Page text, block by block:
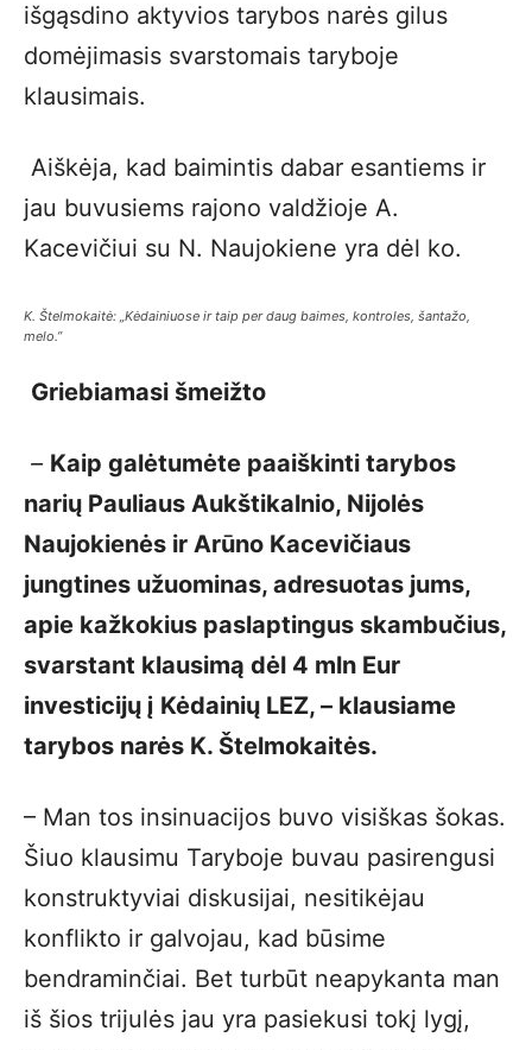
išgąsdino aktyvios tarybos narės gilus
domėjimasis svarstomais taryboje
klausimais.
Aiškėja, kad baimintis dabar esantiems ir
jau buvusiems rajono valdžioje A.
Kacevičiui su N. Naujokiene yra dėl ko.
K. Štelmokaitė: „Kėdainiuose ir taip per daug baimes, kontroles, šantažo,
melo.”
Griebiamasi šmeižto
– Kaip galėtumėte paaiškinti tarybos
narių Pauliaus Aukštikalnio, Nijolės
Naujokienės ir Arūno Kacevičiaus
jungtines užuominas, adresuotas jums,
apie kažkokius paslaptingus skambučius,
svarstant klausimą dėl 4 mln Eur
investicijų į Kėdainių LEZ, – klausiame
tarybos narės K. Štelmokaitės.
– Man tos insinuacijos buvo visiškas šokas.
Šiuo klausimu Taryboje buvau pasirengusi
konstruktyviai diskusijai, nesitikėjau
konflikto ir galvojau, kad būsime
bendraminčiai. Bet turbūt neapykanta man
iš šios trijulės jau yra pasiekusi tokį lygį,